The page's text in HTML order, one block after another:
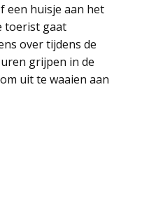
een huisje aan het
toerist gaat
over tijdens de
grijpen in de
uit te waaien aan